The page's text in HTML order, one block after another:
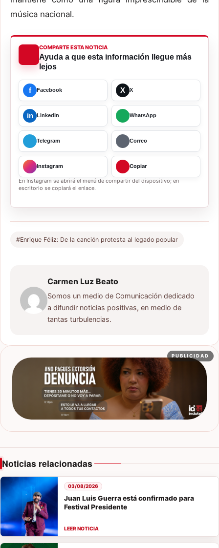
música nacional.
COMPARTE ESTA NOTICIA
Ayuda a que esta información llegue más
lejos
f Facebook X X
in LinkedIn WhatsApp
Telegram Correo
Instagram Copiar
En Instagram se abrirá el menú de compartir del dispositivo; en
escritorio se copiará el enlace.
#Enrique Féliz: De la canción protesta al legado popular
Carmen Luz Beato
Somos un medio de Comunicación dedicado
a difundir noticias positivas, en medio de
tantas turbulencias.
PUBLICIDAD
Noticias relacionadas
Juan Luis Guerra está confirmado para
Festival Presidente
03/08/2026